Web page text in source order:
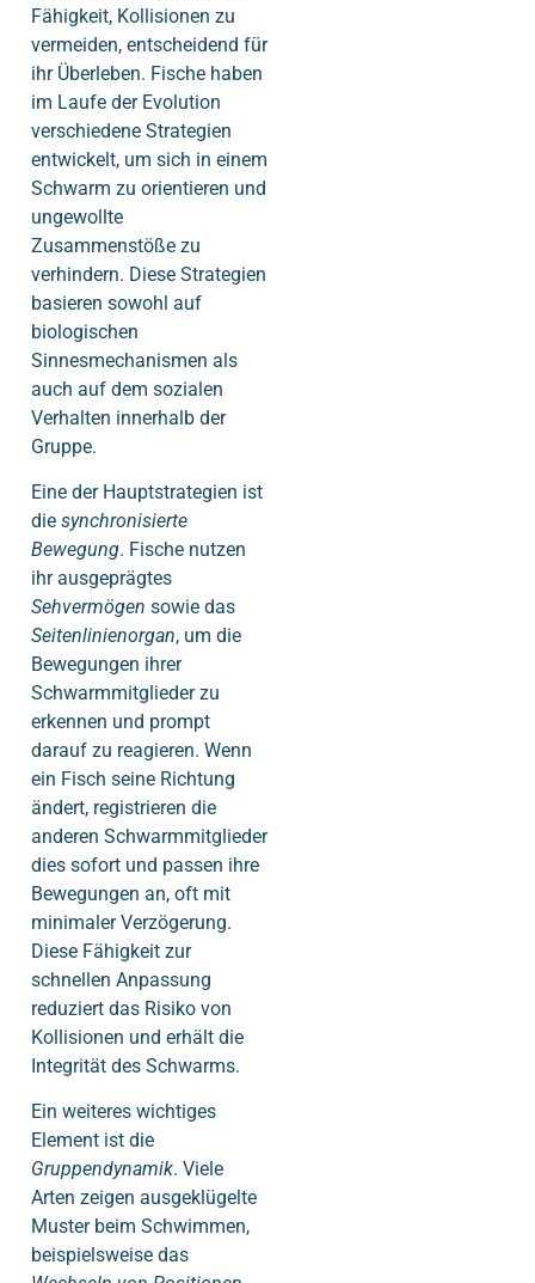
Fähigkeit, Kollisionen zu
vermeiden, entscheidend für
ihr Überleben. Fische haben
im Laufe der Evolution
verschiedene Strategien
entwickelt, um sich in einem
Schwarm zu orientieren und
ungewollte
Zusammenstöße zu
verhindern. Diese Strategien
basieren sowohl auf
biologischen
Sinnesmechanismen als
auch auf dem sozialen
Verhalten innerhalb der
Gruppe.
Eine der Hauptstrategien ist
die synchronisierte
Bewegung. Fische nutzen
ihr ausgeprägtes
Sehvermögen sowie das
Seitenlinienorgan, um die
Bewegungen ihrer
Schwarmmitglieder zu
erkennen und prompt
darauf zu reagieren. Wenn
ein Fisch seine Richtung
ändert, registrieren die
anderen Schwarmmitglieder
dies sofort und passen ihre
Bewegungen an, oft mit
minimaler Verzögerung.
Diese Fähigkeit zur
schnellen Anpassung
reduziert das Risiko von
Kollisionen und erhält die
Integrität des Schwarms.
Ein weiteres wichtiges
Element ist die
Gruppendynamik. Viele
Arten zeigen ausgeklügelte
Muster beim Schwimmen,
beispielsweise das